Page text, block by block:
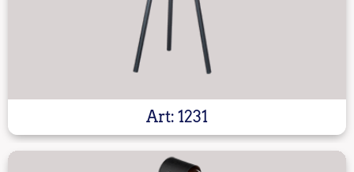
Art: 1231